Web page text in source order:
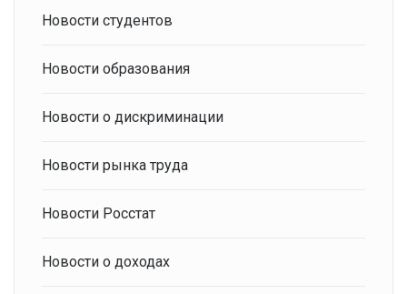
Новости студентов
Новости образования
Новости о дискриминации
Новости рынка труда
Новости Росстат
Новости о доходах